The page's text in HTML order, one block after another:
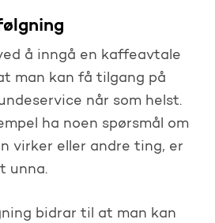
å inngå en kaffeavtale
man kan få tilgang på
når som helst.
ha noen spørsmål om
virker eller andre ting, er
unna.
bidrar til at man kan